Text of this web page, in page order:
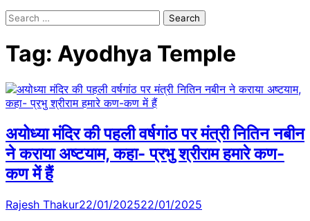
Search
Tag: Ayodhya Temple
अयोध्या मंदिर की पहली वर्षगांठ पर मंत्री नितिन नबीन
ने कराया अष्टयाम, कहा- प्रभु श्रीराम हमारे कण-
कण में हैं
Rajesh Thakur22/01/202522/01/2025